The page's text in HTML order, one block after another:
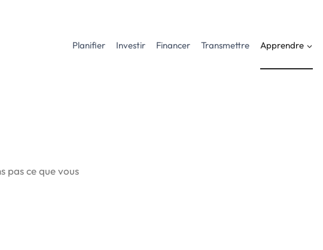
Planifier Investir Financer Transmettre Apprendre
pas ce que vous